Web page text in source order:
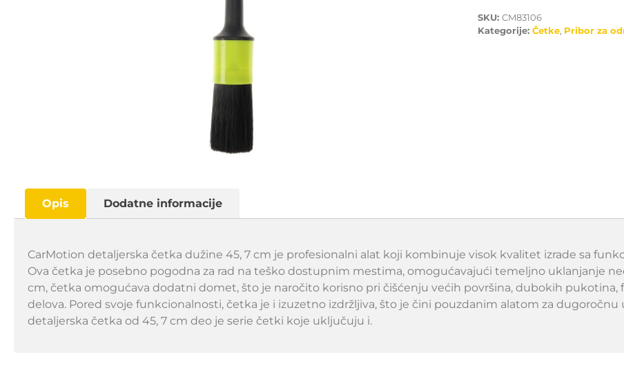
SKU: CM83106
Kategorije: Četke, Pribor za
Opis Dodatne informacije
CarMotion detaljerska četka dužine 45, 7 cm je profesionalni alat koji kombinuje visok kvalitet izrade sa
Ova četka je posebno pogodna za rad na teško dostupnim mestima, omogućavajući temeljno uklanjanje
cm, četka omogućava dodatni domet, što je naročito korisno pri čišćenju većih površina, dubokih
delova. Pored svoje funkcionalnosti, četka je i izuzetno izdržljiva, što je čini pouzdanim alatom za
detaljerska četka od 45, 7 cm deo je serie četki koje uključuju i.